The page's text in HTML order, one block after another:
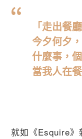
「走出餐
今夕何夕
什麼事，
當我人在
就如《Esquire》